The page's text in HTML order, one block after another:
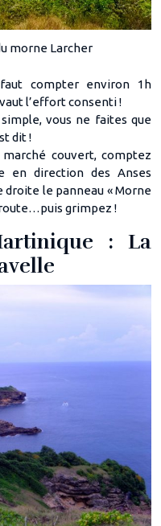
morne Larcher
compter environ 1h
l’effort consenti !
vous ne faites que
dit !
marché couvert, comptez
en direction des Anses
droite le panneau « Morne
grimpez !
: La